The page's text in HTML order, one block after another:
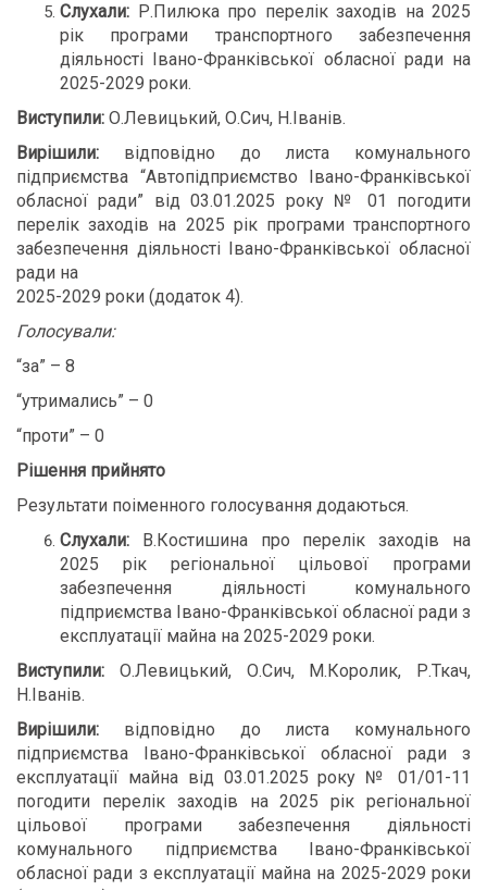
Слухали: Р.Пилюка про перелік заходів на 2025
рік програми транспортного забезпечення
діяльності Івано-Франківської обласної ради на
2025-2029 роки.
Виступили: О.Левицький, О.Сич, Н.Іванів.
Вирішили: відповідно до листа комунального
підприємства “Автопідприємство Івано-Франківської
обласної ради” від 03.01.2025 року № 01 погодити
перелік заходів на 2025 рік програми транспортного
забезпечення діяльності Івано-Франківської обласної
ради на
2025-2029 роки (додаток 4).
Голосували:
“за” – 8
“утримались” – 0
“проти” – 0
Рішення прийнято
Результати поіменного голосування додаються.
Слухали: В.Костишина про перелік заходів на
2025 рік регіональної цільової програми
забезпечення діяльності комунального
підприємства Івано-Франківської обласної ради з
експлуатації майна на 2025-2029 роки.
Виступили: О.Левицький, О.Сич, М.Королик, Р.Ткач,
Н.Іванів.
Вирішили: відповідно до листа комунального
підприємства Івано-Франківської обласної ради з
експлуатації майна від 03.01.2025 року № 01/01-11
погодити перелік заходів на 2025 рік регіональної
цільової програми забезпечення діяльності
комунального підприємства Івано-Франківської
обласної ради з експлуатації майна на 2025-2029 роки